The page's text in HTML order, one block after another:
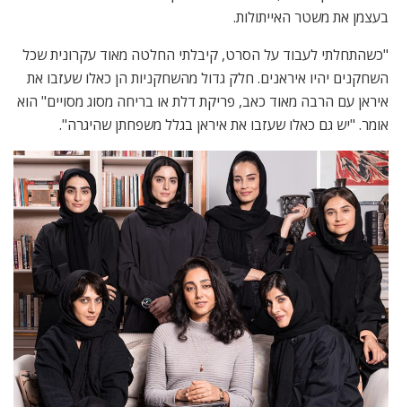
בעצמן את משטר האייתולות.
"כשהתחלתי לעבוד על הסרט, קיבלתי החלטה מאוד עקרונית שכל
השחקנים יהיו איראנים. חלק גדול מהשחקניות הן כאלו שעזבו את
איראן עם הרבה מאוד כאב, פריקת דלת או בריחה מסוג מסויים" הוא
אומר. "יש גם כאלו שעזבו את איראן בגלל משפחתן שהיגרה".